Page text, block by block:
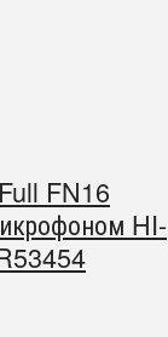
FN16
HI-